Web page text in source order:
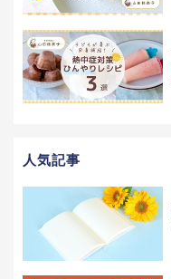
人気記事